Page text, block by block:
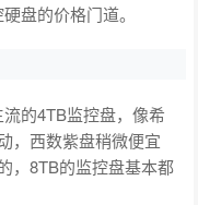
盘的价格门道。
的4TB监控盘，像希
，西数紫盘稍微便宜
，8TB的监控盘基本都